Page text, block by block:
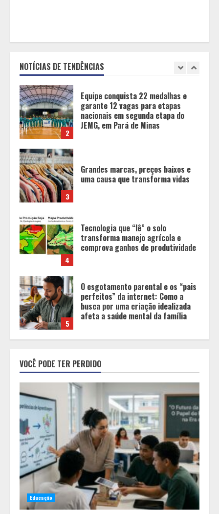
NOTÍCIAS DE TENDÊNCIAS
2
garante 12 vagas para etapas
JEMG, em Pará de Minas
3
Grandes marcas, preços baixos e
uma causa que transforma vidas
4
Tecnologia que “lê” o solo
transforma manejo agrícola e
comprova ganhos de produtividade
5
O esgotamento parental e os “pais
perfeitos” da internet: Como a
busca por uma criação idealizada
afeta a saúde mental da família
1
Tecnologia muda papel do
professor, que passa de
transmissor de conteúdo a
designer de experiências de
aprendizagem
2
garante 12 vagas para etapas
nacionais em segunda etapa do
JEMG, em Pará de Minas
3
Grandes marcas, preços baixos e
uma causa que transforma vidas
Tecnologia que “lê” o solo
transforma manejo agrícola e
comprova ganhos de produtividade
VOCÊ PODE TER PERDIDO
Educação